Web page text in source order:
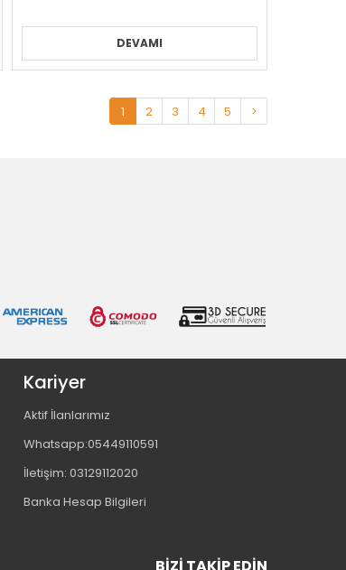
DEVAMI
1 2 3 4 5 >
Kariyer
Aktif İlanlarımız
Whatsapp:05449110591
İletişim: 03129112020
Banka Hesap Bilgileri